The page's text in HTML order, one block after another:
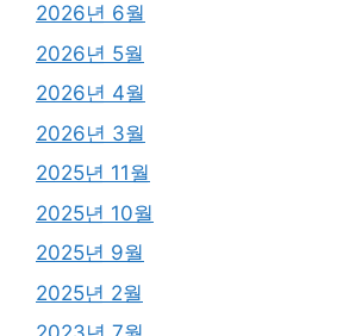
2026년 6월
2026년 5월
2026년 4월
2026년 3월
2025년 11월
2025년 10월
2025년 9월
2025년 2월